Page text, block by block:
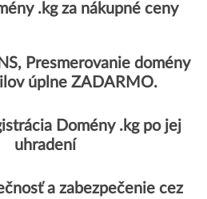
.kg za nákupné ceny
Presmerovanie domény
úplne ZADARMO.
Domény .kg po jej
uhradení
a zabezpečenie cez